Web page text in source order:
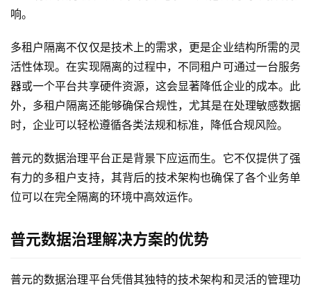
响。
多租户隔离不仅仅是技术上的需求，更是企业结构所需的灵
活性体现。在实现隔离的过程中，不同租户可通过一台服务
器或一个平台共享硬件资源，这会显著降低企业的成本。此
外，多租户隔离还能够确保合规性，尤其是在处理敏感数据
时，企业可以轻松遵循各类法规和标准，降低合规风险。
普元的数据治理平台正是背景下应运而生。它不仅提供了强
有力的多租户支持，其背后的技术架构也确保了各个业务单
位可以在完全隔离的环境中高效运作。
普元数据治理解决方案的优势
普元的数据治理平台凭借其独特的技术架构和灵活的管理功